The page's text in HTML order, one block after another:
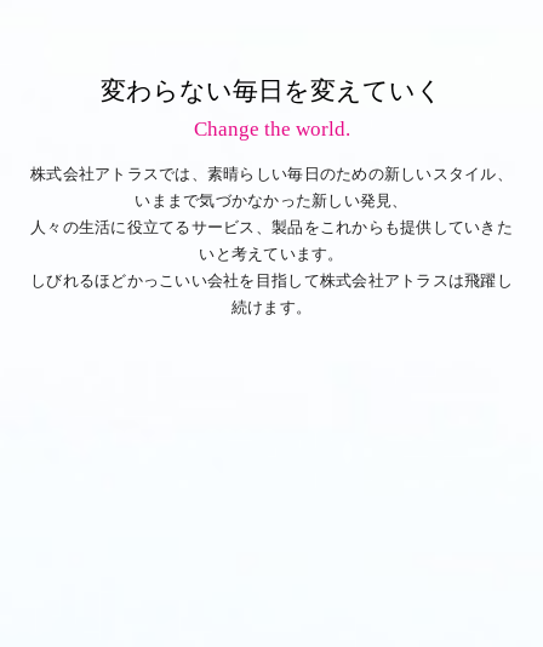
変わらない毎日を変えていく
Change the world.
株式会社アトラスでは、素晴らしい毎日のための新しいスタイル、
いままで気づかなかった新しい発見、
人々の生活に役立てるサービス、製品をこれからも提供していきた
いと考えています。
しびれるほどかっこいい会社を目指して株式会社アトラスは飛躍し
続けます。